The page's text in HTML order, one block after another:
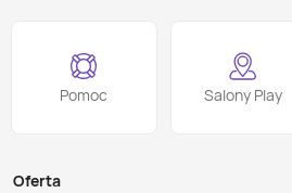
Pomoc Salony Play
Oferta